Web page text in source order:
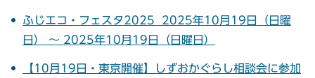
ふじエコ・フェスタ2025 2025年10月19日（日曜
日） ～ 2025年10月19日（日曜日）
【10月19日・東京開催】しずおかぐらし相談会に参加